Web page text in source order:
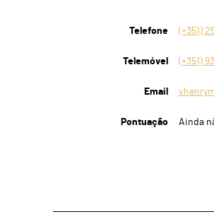
Telefone (+351)
Telemóvel (+351)
Email
Pontuação Ainda